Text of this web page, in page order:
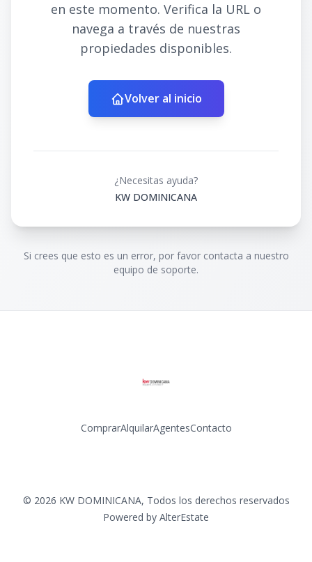
en este momento. Verifica la URL o
navega a través de nuestras
propiedades disponibles.
Volver al inicio
¿Necesitas ayuda?
KW DOMINICANA
Si crees que esto es un error, por favor contacta a nuestro
equipo de soporte.
ComprarAlquilarAgentesContacto
© 2026 KW DOMINICANA, Todos los derechos reservados
Powered by AlterEstate